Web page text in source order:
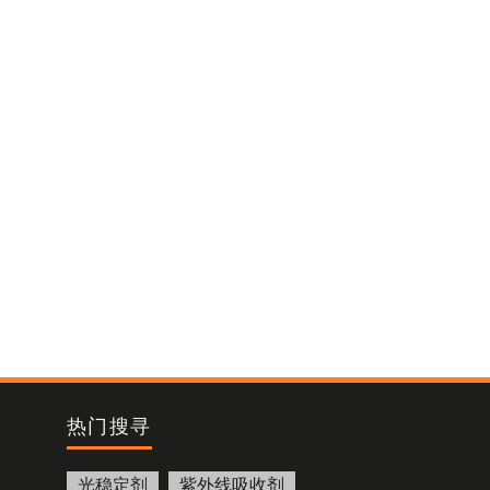
热门搜寻
光稳定剂 紫外线吸收剂